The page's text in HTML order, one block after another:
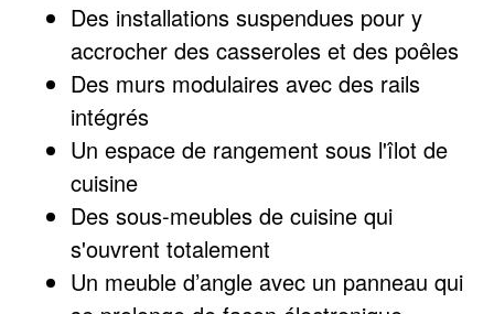
Des installations suspendues pour y
accrocher des casseroles et des poêles
Des murs modulaires avec des rails
intégrés
Un espace de rangement sous l'îlot de
cuisine
Des sous-meubles de cuisine qui
s'ouvrent totalement
Un meuble d’angle avec un panneau qui